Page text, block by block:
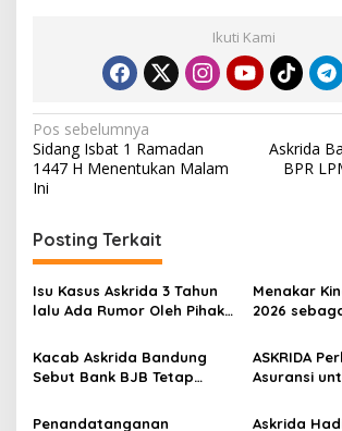
Ikuti Kami
Navigasi
pos
Pos sebelumnya
Sidang Isbat 1 Ramadan
1447 H Menentukan Malam
Ini
Askrida
BPR
Posting Terkait
Isu Kasus Askrida 3 Tahun
lalu Ada Rumor Oleh Pihak
Menakar
2026
Kacab Askrida Bandung
Sebut Bank BJB Tetap
ASKRIDA
Asuransi
Penandatanganan
Askrida